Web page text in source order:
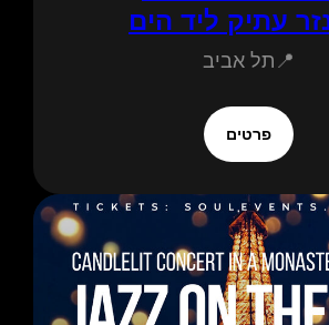
עתיק ליד הים
📍תל אביב
פרטים